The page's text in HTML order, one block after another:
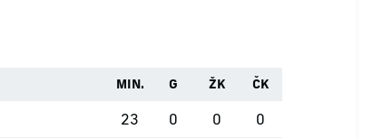
MIN. G ŽK ČK
23 0 0 0